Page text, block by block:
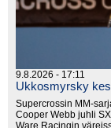
9.8.2026 - 17:11
Ukkosmyrsky
Supercrossin MM-
Cooper Webb juhli
Ware Racingin